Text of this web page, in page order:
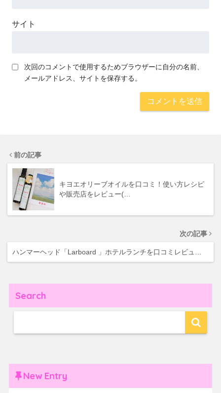
サイト
次回のコメントで使用するためブラウザーに自分の名前、
メールアドレス、サイトを保存する。
前の記事
キヨエオリーブオイルを口コミ！使い方レシピ
や販売店をレビュー(…
次の記事
ハンマーヘッド「Larboard 」ホテルランチを口コミレビュ…
Search
New Entry